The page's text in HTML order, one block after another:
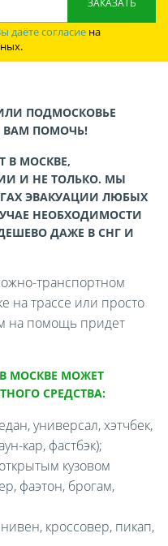
даёте согласие на
ПОДМОСКОВЬЕ
ВАМ ПОМОЧЬ!
В МОСКВЕ,
И НЕ ТОЛЬКО. МЫ
ЭВАКУАЦИИ ЛЮБЫХ
НЕОБХОДИМОСТИ
ДАЖЕ В СНГ И
транспортном
на трассе или просто
на помощь придет
МОСКВЕ МОЖЕТ
СРЕДСТВА:
универсал, хэтчбек,
кар, фастбэк);
кузовом
фаэтон, брогам,
кроссовер, пикап,